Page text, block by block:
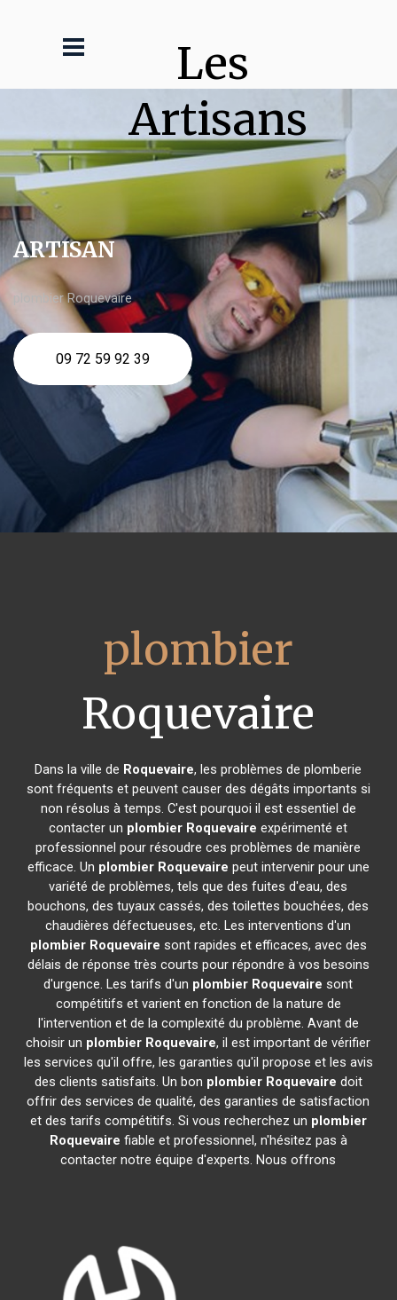
Les
Artisans
ARTISAN
plombier Roquevaire
09 72 59 92 39
plombier
Roquevaire
Dans la ville de Roquevaire, les problèmes de plomberie
sont fréquents et peuvent causer des dégâts importants si
non résolus à temps. C'est pourquoi il est essentiel de
contacter un plombier Roquevaire expérimenté et
professionnel pour résoudre ces problèmes de manière
efficace. Un plombier Roquevaire peut intervenir pour une
variété de problèmes, tels que des fuites d'eau, des
bouchons, des tuyaux cassés, des toilettes bouchées, des
chaudières défectueuses, etc. Les interventions d'un
plombier Roquevaire sont rapides et efficaces, avec des
délais de réponse très courts pour répondre à vos besoins
d'urgence. Les tarifs d'un plombier Roquevaire sont
compétitifs et varient en fonction de la nature de
l'intervention et de la complexité du problème. Avant de
choisir un plombier Roquevaire, il est important de vérifier
les services qu'il offre, les garanties qu'il propose et les avis
des clients satisfaits. Un bon plombier Roquevaire doit
offrir des services de qualité, des garanties de satisfaction
et des tarifs compétitifs. Si vous recherchez un plombier
Roquevaire fiable et professionnel, n'hésitez pas à
contacter notre équipe d'experts. Nous offrons